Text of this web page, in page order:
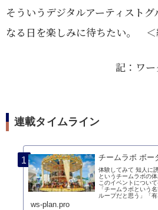
そういうデジタルアーティスト
なる日を楽しみに待ちたい。 ＜
記：ワ
連載タイムライン
チームラボ ボー
体験してみて 知人に
というチームラボの
このイベントについ
「チームラボという
ループだと思う」「有
ws-plan.pro